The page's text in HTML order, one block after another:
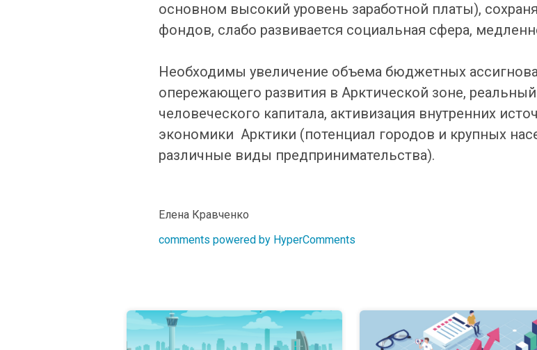
основном высокий уровень заработной платы),
фондов, слабо развивается социальная сфера,
Необходимы увеличение объема бюджетных
опережающего развития в Арктической зоне,
человеческого капитала, активизация внутренних
экономики Арктики (потенциал городов и крупных
различные виды предпринимательства).
Елена Кравченко
comments powered by HyperComments